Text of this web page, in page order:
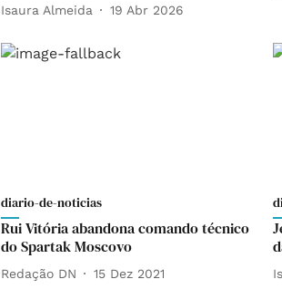
Isaura Almeida 19 Abr 2026
diario-de-noticias
Rui Vitória abandona comando técnico
do Spartak Moscovo
Redação DN 15 Dez 2021